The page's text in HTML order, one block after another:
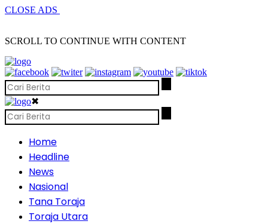
CLOSE ADS
SCROLL TO CONTINUE WITH CONTENT
✖
Home
Headline
News
Nasional
Tana Toraja
Toraja Utara